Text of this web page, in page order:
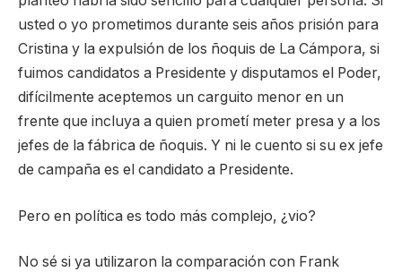
usted o yo prometimos durante seis años prisión para
Cristina y la expulsión de los ñoquis de La Cámpora, si
fuimos candidatos a Presidente y disputamos el Poder,
difícilmente aceptemos un carguito menor en un
frente que incluya a quien prometí meter presa y a los
jefes de la fábrica de ñoquis. Y ni le cuento si su ex jefe
de campaña es el candidato a Presidente.
Pero en política es todo más complejo, ¿vio?
No sé si ya utilizaron la comparación con Frank